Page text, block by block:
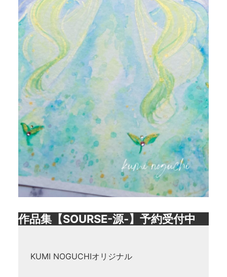
作品集【SOURSE-源-】予約受付中
KUMI NOGUCHIオリジナル